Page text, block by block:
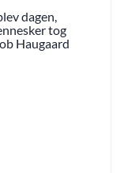
dagen,
tog
Haugaard